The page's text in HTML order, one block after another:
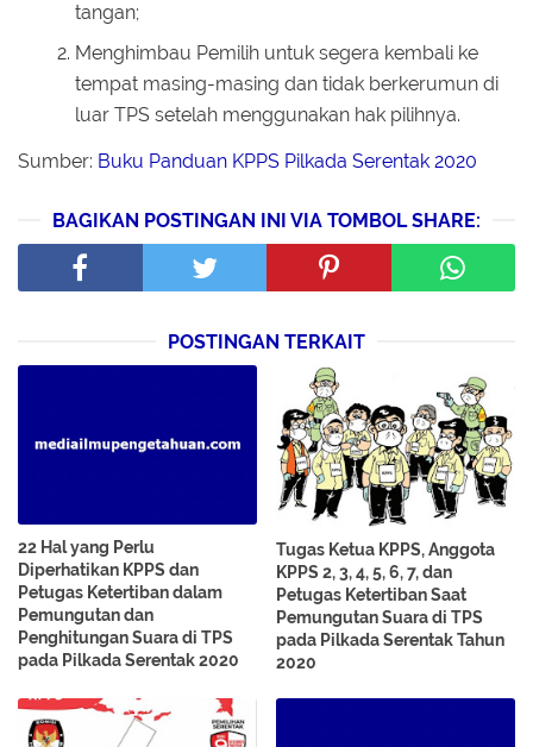
tangan;
Menghimbau Pemilih untuk segera kembali ke
tempat masing-masing dan tidak berkerumun di
luar TPS setelah menggunakan hak pilihnya.
Sumber: Buku Panduan KPPS Pilkada Serentak 2020
BAGIKAN POSTINGAN INI VIA TOMBOL SHARE:
POSTINGAN TERKAIT
22 Hal yang Perlu
Diperhatikan KPPS dan
Petugas Ketertiban dalam
Pemungutan dan
Penghitungan Suara di TPS
pada Pilkada Serentak 2020
Tugas Ketua KPPS, Anggota
KPPS 2, 3, 4, 5, 6, 7, dan
Petugas Ketertiban Saat
Pemungutan Suara di TPS
pada Pilkada Serentak Tahun
2020